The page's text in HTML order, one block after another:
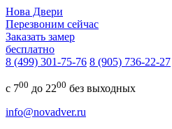
Нова Двери
Перезвоним сейчас
Заказать замер
бесплатно
8 (499) 301-75-76 8 (905) 736-22-27
с 700 до 2200 без выходных
info@novadver.ru